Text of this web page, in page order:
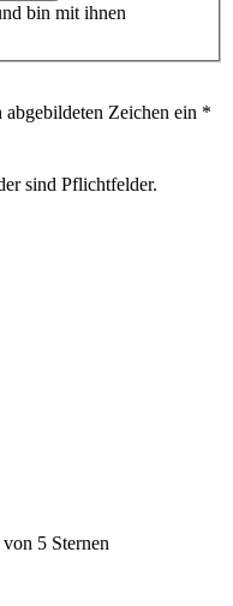
bin mit ihnen
Zeichen ein *
sind Pflichtfelder.
5 Sternen